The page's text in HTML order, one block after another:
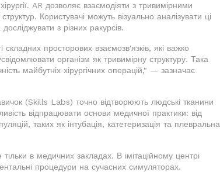
AR дозволяє взаємодіяти з тривимірними
Користувачі можуть візуально аналізувати ці
з різних ракурсів.
просторових взаємозв'язків, які важко
організм як тривимірну структуру. Така
майбутніх хірургічних операцій," — зазначає
(Skills Labs) точно відтворюють людські тканини
відпрацювати основи медичної практики: від
таких як інтубація, катетеризація та плевральна
в медичних закладах. В імітаційному центрі
процедури на сучасних симуляторах.